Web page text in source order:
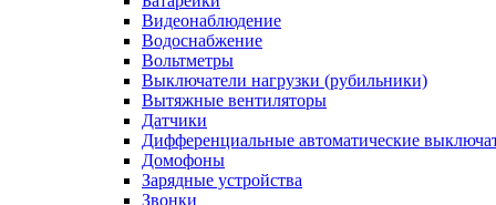
Видеонаблюдение
Водоснабжение
Вольтметры
Выключатели нагрузки (рубильники)
Вытяжные вентиляторы
Датчики
Дифференциальные автоматические
Домофоны
Зарядные устройства
Звонки